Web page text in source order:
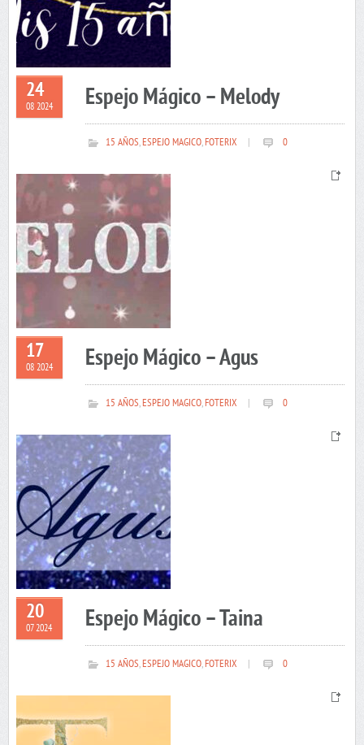
24
08 2024 Espejo Mágico – Melody
15 AÑOS,ESPEJO MAGICO,FOTERIX 0
17
08 2024 Espejo Mágico – Agus
15 AÑOS,ESPEJO MAGICO,FOTERIX 0
20
07 2024 Espejo Mágico – Taina
15 AÑOS,ESPEJO MAGICO,FOTERIX 0